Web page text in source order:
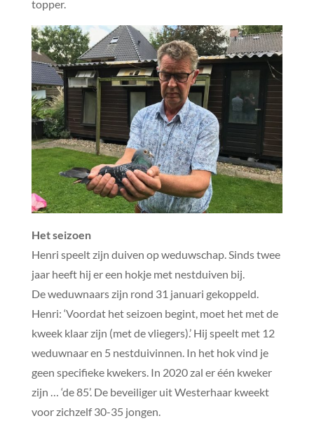
topper.
Het seizoen
Henri speelt zijn duiven op weduwschap. Sinds twee
jaar heeft hij er een hokje met nestduiven bij.
De weduwnaars zijn rond 31 januari gekoppeld.
Henri: ‘Voordat het seizoen begint, moet het met de
kweek klaar zijn (met de vliegers).’ Hij speelt met 12
weduwnaar en 5 nestduivinnen. In het hok vind je
geen specifieke kwekers. In 2020 zal er één kweker
zijn … ‘de 85’. De beveiliger uit Westerhaar kweekt
voor zichzelf 30-35 jongen.